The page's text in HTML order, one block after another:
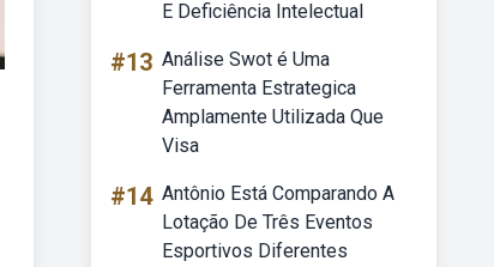
E Deficiência Intelectual
#13 Análise Swot é Uma
Ferramenta Estrategica
Amplamente Utilizada Que
Visa
#14 Antônio Está Comparando A
Lotação De Três Eventos
Esportivos Diferentes